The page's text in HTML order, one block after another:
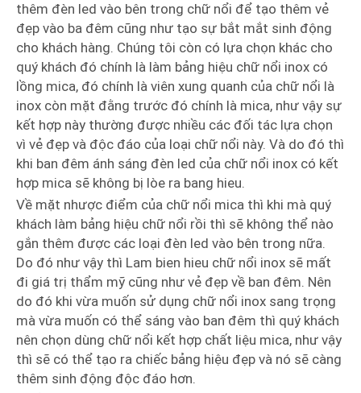
thêm đèn led vào bên trong chữ nổi để tạo thêm vẻ
đẹp vào ba đêm cũng như tạo sự bắt mắt sinh động
cho khách hàng. Chúng tôi còn có lựa chọn khác cho
quý khách đó chính là làm bảng hiệu chữ nổi inox có
lồng mica, đó chính là viên xung quanh của chữ nổi là
inox còn mặt đằng trước đó chính là mica, như vậy sự
kết hợp này thường được nhiều các đối tác lựa chọn
vì vẻ đẹp và độc đáo của loại chữ nổi này. Và do đó thì
khi ban đêm ánh sáng đèn led của chữ nổi inox có kết
hợp mica sẽ không bị lòe ra bang hieu.
Về mặt nhược điểm của chữ nổi mica thì khi mà quý
khách làm bảng hiệu chữ nổi rồi thì sẽ không thể nào
gắn thêm được các loại đèn led vào bên trong nữa.
Do đó như vậy thì Lam bien hieu chữ nổi inox sẽ mất
đi giá trị thẩm mỹ cũng như vẻ đẹp về ban đêm. Nên
do đó khi vừa muốn sử dụng chữ nổi inox sang trọng
mà vừa muốn có thể sáng vào ban đêm thì quý khách
nên chọn dùng chữ nổi kết hợp chất liệu mica, như vậy
thì sẽ có thể tạo ra chiếc bảng hiệu đẹp và nó sẽ càng
thêm sinh động độc đáo hơn.